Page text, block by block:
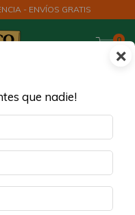
- ENVÍOS GRATIS
0
DE CAMPO
DE
×
que nadie!